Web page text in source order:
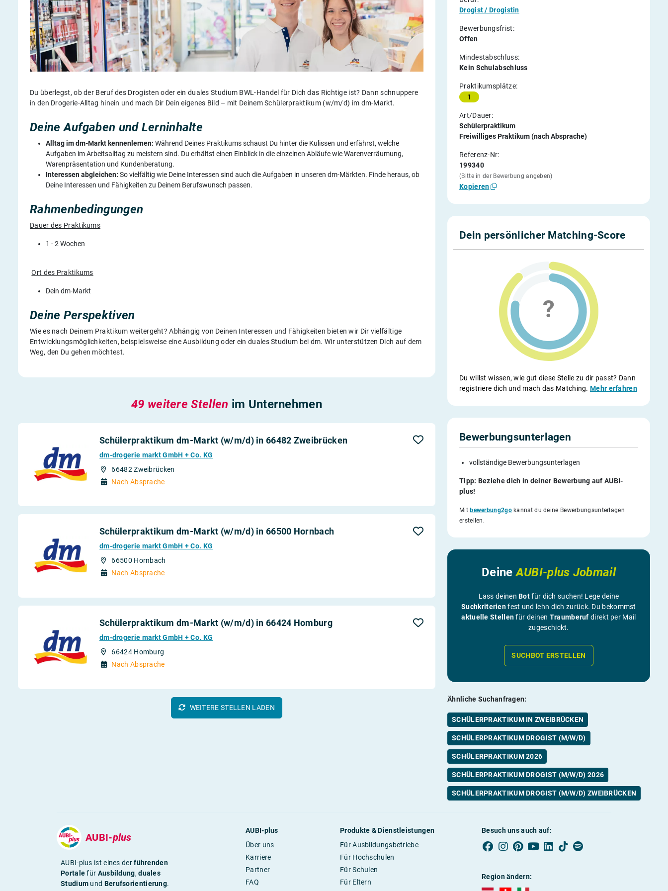
Du überlegst, ob der Beruf des Drogisten oder ein duales Studium BWL-Handel für Dich das Richtige ist? Dann schnuppere
in den Drogerie-Alltag hinein und mach Dir Dein eigenes Bild – mit Deinem Schülerpraktikum (w/m/d) im dm-Markt.
Deine Aufgaben und Lerninhalte
Alltag im dm-Markt kennenlernen: Während Deines Praktikums schaust Du hinter die Kulissen und erfährst, welche
Aufgaben im Arbeitsalltag zu meistern sind. Du erhältst einen Einblick in die einzelnen Abläufe wie Warenverräumung,
Warenpräsentation und Kundenberatung.
Interessen abgleichen: So vielfältig wie Deine Interessen sind auch die Aufgaben in unseren dm-Märkten. Finde heraus, ob
Deine Interessen und Fähigkeiten zu Deinem Berufswunsch passen.
Rahmenbedingungen
Dauer des Praktikums
1 - 2 Wochen
Ort des Praktikums
Dein dm-Markt
Deine Perspektiven
Wie es nach Deinem Praktikum weitergeht? Abhängig von Deinen Interessen und Fähigkeiten bieten wir Dir vielfältige
Entwicklungsmöglichkeiten, beispielsweise eine Ausbildung oder ein duales Studium bei dm. Wir unterstützen Dich auf dem
Weg, den Du gehen möchtest.
Drogist / Drogistin
Bewerbungsfrist:
Offen
Mindestabschluss:
Kein Schulabschluss
Praktikumsplätze:
1
Art/Dauer:
Schülerpraktikum
Freiwilliges Praktikum (nach Absprache)
Referenz-Nr:
199340
(Bitte in der Bewerbung angeben)
Kopieren
Dein persönlicher Matching-Score
Du willst wissen, wie gut diese Stelle zu dir passt? Dann
registriere dich und mach das Matching.Mehr erfahren
Bewerbungsunterlagen
vollständige Bewerbungsunterlagen
Tipp: Beziehe dich in deiner Bewerbung auf AUBI-
plus!
Mitbewerbung2gokannst du deine Bewerbungsunterlagen
erstellen.
DeineAUBI-plus Jobmail
Lass deinenBotfür dich suchen! Lege deine
Suchkriterienfest und lehn dich zurück. Du bekommst
aktuelle Stellenfür deinen Traumberuf direkt per Mail
zugeschickt.
SUCHBOT ERSTELLEN
Ähnliche Suchanfragen:
SCHÜLERPRAKTIKUM IN ZWEIBRÜCKEN
SCHÜLERPRAKTIKUM DROGIST (M/W/D)
SCHÜLERPRAKTIKUM 2026
SCHÜLERPRAKTIKUM DROGIST (M/W/D) 2026
SCHÜLERPRAKTIKUM DROGIST (M/W/D) ZWEIBRÜCKEN
49 weitere Stellen im Unternehmen
Schülerpraktikum dm-Markt (w/m/d) in 66482 Zweibrücken
dm-drogerie markt GmbH + Co. KG
66482 Zweibrücken
Nach Absprache
Schülerpraktikum dm-Markt (w/m/d) in 66500 Hornbach
dm-drogerie markt GmbH + Co. KG
66500 Hornbach
Nach Absprache
Schülerpraktikum dm-Markt (w/m/d) in 66424 Homburg
dm-drogerie markt GmbH + Co. KG
66424 Homburg
Nach Absprache
WEITERE STELLEN LADEN
AUBI-plus
AUBI-plus ist eines derführenden
Portalefür Ausbildung,duales
Studium und Berufsorientierung.
AUBI-plus
Über uns
Karriere
Partner
FAQ
Produkte & Dienstleistungen
Für Ausbildungsbetriebe
Für Hochschulen
Für Schulen
Für Eltern
Besuch uns auch auf:
Region ändern: